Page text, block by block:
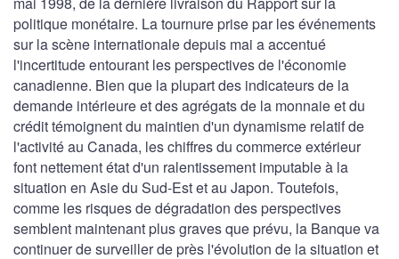
politique monétaire. La tournure prise par les événements
sur la scène internationale depuis mai a accentué
l'incertitude entourant les perspectives de l'économie
canadienne. Bien que la plupart des indicateurs de la
demande intérieure et des agrégats de la monnaie et du
crédit témoignent du maintien d'un dynamisme relatif de
l'activité au Canada, les chiffres du commerce extérieur
font nettement état d'un ralentissement imputable à la
situation en Asie du Sud-Est et au Japon. Toutefois,
comme les risques de dégradation des perspectives
semblent maintenant plus graves que prévu, la Banque va
continuer de surveiller de près l'évolution de la situation et